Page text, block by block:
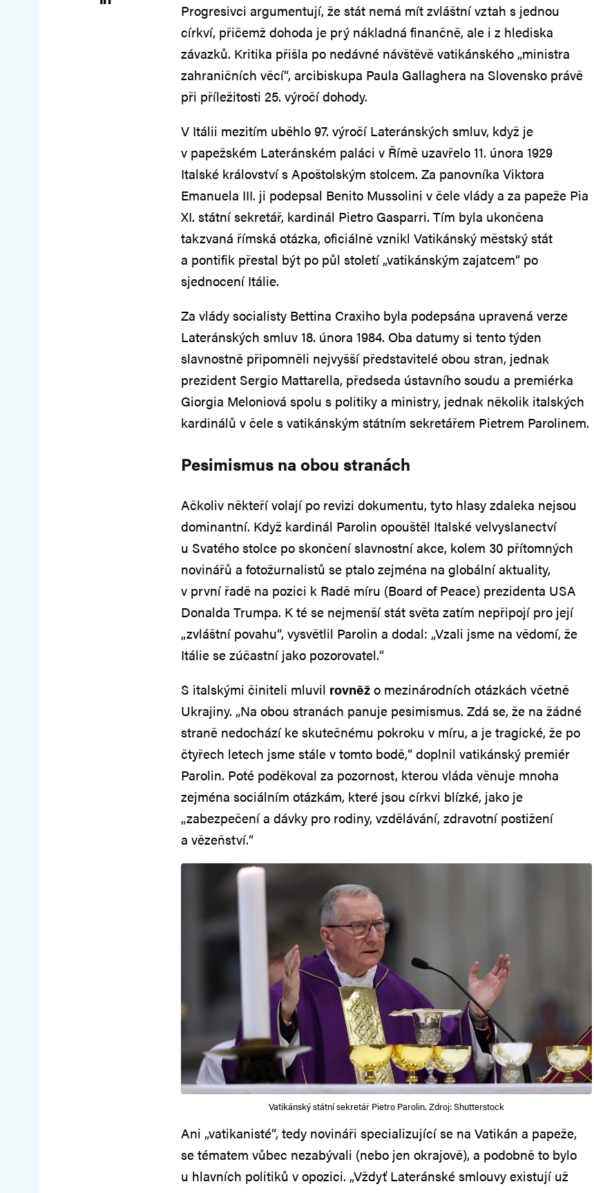
Progresivci argumentují, že stát nemá mít zvláštní vztah s jednou
církví, přičemž dohoda je prý nákladná finančně, ale i z hlediska
závazků. Kritika přišla po nedávné návštěvě vatikánského „ministra
zahraničních věcí“, arcibiskupa Paula Gallaghera na Slovensko právě
při příležitosti 25. výročí dohody.
V Itálii mezitím uběhlo 97. výročí Lateránských smluv, když je
v papežském Lateránském paláci v Římě uzavřelo 11. února 1929
Italské království s Apoštolským stolcem. Za panovníka Viktora
Emanuela III. ji podepsal Benito Mussolini v čele vlády a za papeže Pia
XI. státní sekretář, kardinál Pietro Gasparri. Tím byla ukončena
takzvaná římská otázka, oficiálně vznikl Vatikánský městský stát
a pontifik přestal být po půl století „vatikánským zajatcem“ po
sjednocení Itálie.
Za vlády socialisty Bettina Craxiho byla podepsána upravená verze
Lateránských smluv 18. února 1984. Oba datumy si tento týden
slavnostně připomněli nejvyšší představitelé obou stran, jednak
prezident Sergio Mattarella, předseda ústavního soudu a premiérka
Giorgia Meloniová spolu s politiky a ministry, jednak několik italských
kardinálů v čele s vatikánským státním sekretářem Pietrem Parolinem.
Pesimismus na obou stranách
Ačkoliv někteří volají po revizi dokumentu, tyto hlasy zdaleka nejsou
dominantní. Když kardinál Parolin opouštěl Italské velvyslanectví
u Svatého stolce po skončení slavnostní akce, kolem 30 přítomných
novinářů a fotožurnalistů se ptalo zejména na globální aktuality,
v první řadě na pozici k Radě míru (Board of Peace) prezidenta USA
Donalda Trumpa. K té se nejmenší stát světa zatím nepřipojí pro její
„zvláštní povahu“, vysvětlil Parolin a dodal: „Vzali jsme na vědomí, že
Itálie se zúčastní jako pozorovatel.“
S italskými činiteli mluvil rovněžo mezinárodních otázkách včetně
Ukrajiny. „Na obou stranách panuje pesimismus. Zdá se, že na žádné
straně nedochází ke skutečnému pokroku v míru, a je tragické, že po
čtyřech letech jsme stále v tomto bodě,“ doplnil vatikánský premiér
Parolin. Poté poděkoval za pozornost, kterou vláda věnuje mnoha
zejména sociálním otázkám, které jsou církvi blízké, jako je
„zabezpečení a dávky pro rodiny, vzdělávání, zdravotní postižení
a vězeňství.“
Vatikánský státní sekretář Pietro Parolin. Zdroj: Shutterstock
Ani „vatikanisté“, tedy novináři specializující se na Vatikán a papeže,
se tématem vůbec nezabývali (nebo jen okrajově), a podobně to bylo
u hlavních politiků v opozici. „Vždyť Lateránské smlouvy existují už